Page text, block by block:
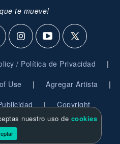
te mueve!
/ Política de Privacidad |
Use | Agregar Artista |
| Copyright
- Derechos Reservados
nuestro uso de cookies